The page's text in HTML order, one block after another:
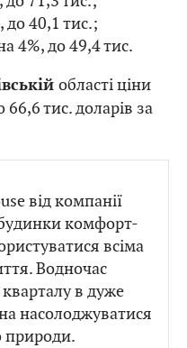
40,1 тис.;
4%, до 49,4 тис.
області ціни
тис. доларів за
від компанії
будинки комфорт-
всіма
Водночас
в дуже
насолоджуватися
природи.